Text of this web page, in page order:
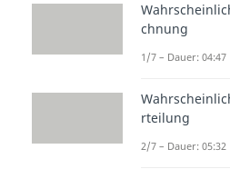
Sigma-
zur
Die Sigma-
chnung
1/7 – Dauer: 04:47
rteilung
2/7 – Dauer: 05:32